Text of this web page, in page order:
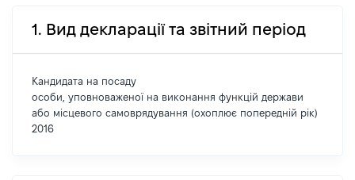
1. Вид декларації та звітний період
Кандидата на посаду
особи, уповноваженої на виконання функцій держави
або місцевого самоврядування (охоплює попередній рік)
2016